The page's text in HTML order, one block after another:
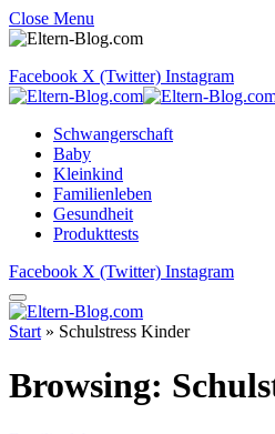
Close Menu
Facebook X (Twitter) Instagram
Schwangerschaft
Baby
Kleinkind
Familienleben
Gesundheit
Produkttests
Facebook X (Twitter) Instagram
Start » Schulstress Kinder
Browsing: